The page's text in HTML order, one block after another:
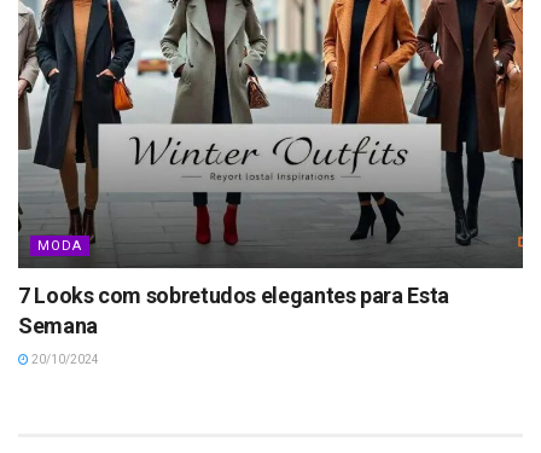
MODA
7 Looks com sobretudos elegantes para Esta
Semana
20/10/2024